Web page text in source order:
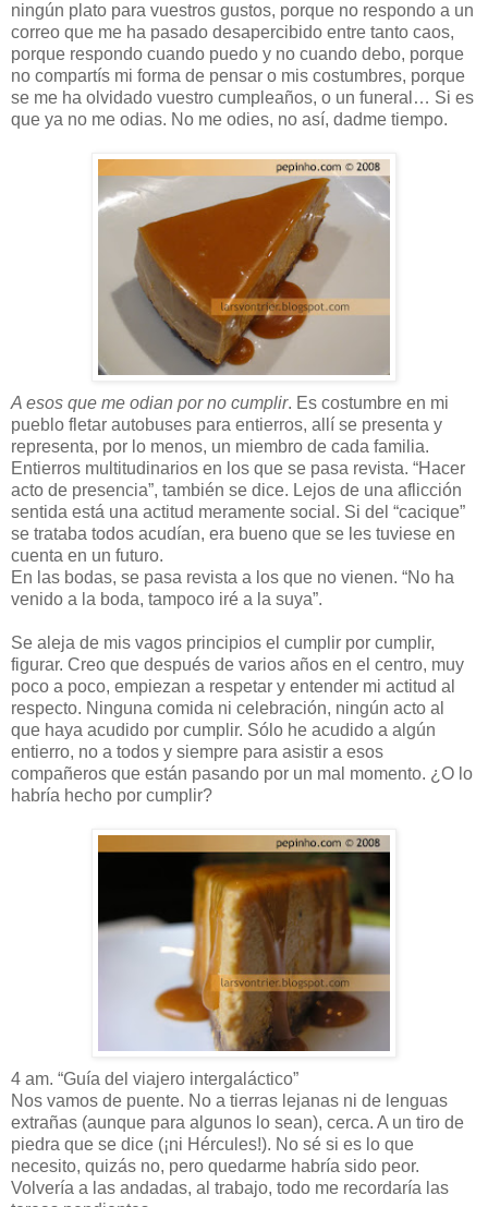
ningún plato para vuestros gustos, porque no respondo a un
correo que me ha pasado desapercibido entre tanto caos,
porque respondo cuando puedo y no cuando debo, porque
no compartís mi forma de pensar o mis costumbres, porque
se me ha olvidado vuestro cumpleaños, o un funeral… Si es
que ya no me odias. No me odies, no así, dadme tiempo.
A esos que me odian por no cumplir. Es costumbre en mi
pueblo fletar autobuses para entierros, allí se presenta y
representa, por lo menos, un miembro de cada familia.
Entierros multitudinarios en los que se pasa revista. “Hacer
acto de presencia”, también se dice. Lejos de una aflicción
sentida está una actitud meramente social. Si del “cacique”
se trataba todos acudían, era bueno que se les tuviese en
cuenta en un futuro.
En las bodas, se pasa revista a los que no vienen. “No ha
venido a la boda, tampoco iré a la suya”.
Se aleja de mis vagos principios el cumplir por cumplir,
figurar. Creo que después de varios años en el centro, muy
poco a poco, empiezan a respetar y entender mi actitud al
respecto. Ninguna comida ni celebración, ningún acto al
que haya acudido por cumplir. Sólo he acudido a algún
entierro, no a todos y siempre para asistir a esos
compañeros que están pasando por un mal momento. ¿O lo
habría hecho por cumplir?
4 am. “Guía del viajero intergaláctico”
Nos vamos de puente. No a tierras lejanas ni de lenguas
extrañas (aunque para algunos lo sean), cerca. A un tiro de
piedra que se dice (¡ni Hércules!). No sé si es lo que
necesito, quizás no, pero quedarme habría sido peor.
Volvería a las andadas, al trabajo, todo me recordaría las